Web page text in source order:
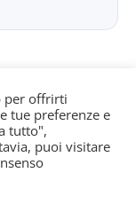
all'albo dei
di Torino n. 25
Direttore
Sportsx
per offrirti
tue preferenze e
tutto",
puoi visitare